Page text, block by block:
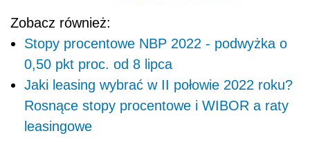
Zobacz również:
Stopy procentowe NBP 2022 - podwyżka o
0,50 pkt proc. od 8 lipca
Jaki leasing wybrać w II połowie 2022 roku?
Rosnące stopy procentowe i WIBOR a raty
leasingowe